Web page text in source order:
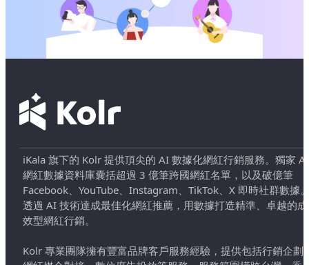
iKala 旗下的 Kolr 提供頂尖的 AI 數據化網紅行銷服務。獨家 AI
網紅數據資料庫囊括超過 3 億筆跨國網紅名單，以及破億筆
Facebook、YouTube、Instagram、TikTok、X 即時社群數據
透過 AI 技術達成最佳化網紅推薦，用數據打造精準、卓越的成
效型網紅行銷。
Kolr 專業團隊擁有豐富品牌客戶服務經驗，提供包括行銷企劃